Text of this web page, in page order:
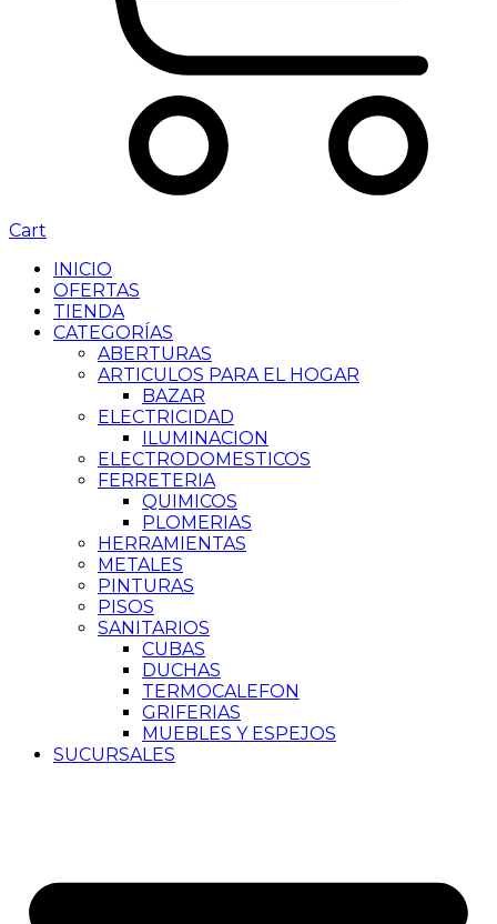
Cart
INICIO
OFERTAS
TIENDA
CATEGORÍAS
ABERTURAS
ARTICULOS PARA EL HOGAR
BAZAR
ELECTRICIDAD
ILUMINACION
ELECTRODOMESTICOS
FERRETERIA
QUIMICOS
PLOMERIAS
HERRAMIENTAS
METALES
PINTURAS
PISOS
SANITARIOS
CUBAS
DUCHAS
TERMOCALEFON
GRIFERIAS
MUEBLES Y ESPEJOS
SUCURSALES